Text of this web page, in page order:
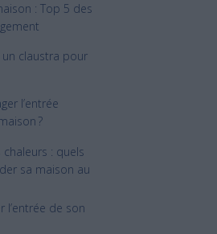
: Top 5 des
claustra pour
l’entrée
?
: quels
sa maison au
l’entrée de son